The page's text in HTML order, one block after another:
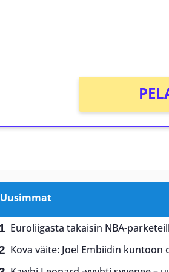
Uusimmat
Euroliigasta takaisin NBA-
Kova väite: Joel Embiidin